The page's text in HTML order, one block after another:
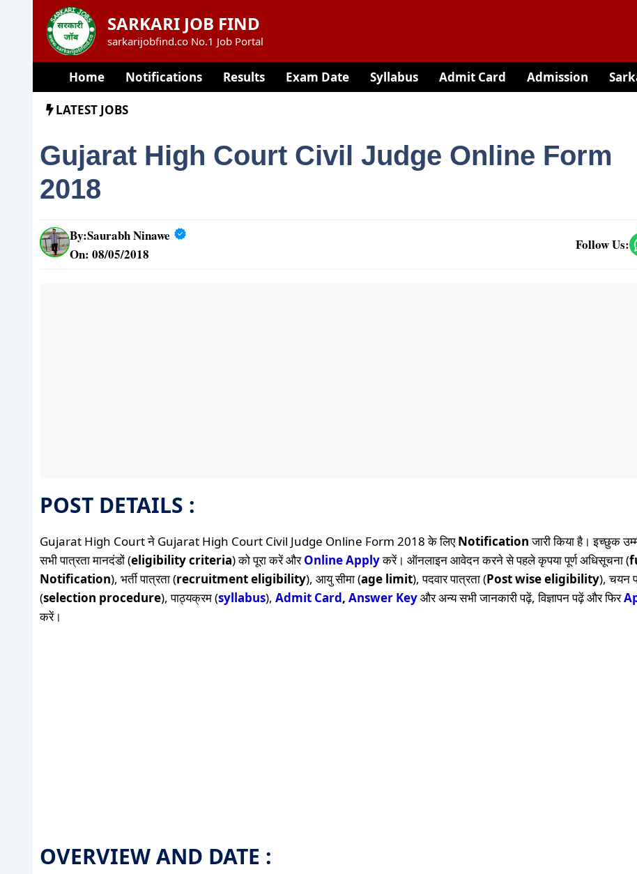
SARKARI JOB FIND
sarkarijobfind.co No.1 Job Portal
Home Notifications Results Exam Date Syllabus Admit Card Admission
LATEST JOBS
Gujarat High Court Civil Judge Online Form
2018
By:Saurabh Ninawe
On: 08/05/2018
Follow Us:
POST DETAILS :
Gujarat High Court ने Gujarat High Court Civil Judge Online Form 2018 के लिएNotificationजारी किया है। इच्छुक
सभी पात्रता मानदंडों (eligibility criteria) को पूरा करें औरOnlineApplyकरें। ऑनलाइन आवेदन करने से पहले कृपया पूर्ण अधिसूचना (
Notification), भर्ती पात्रता (recruitment eligibility), आयु सीमा (age limit), पदवार पात्रता (Post wise eligibility), चयन
(selection procedure), पाठ्यक्रम (syllabus), Admit Card, Answer Keyऔर अन्य सभी जानकारी पढ़ें, विज्ञापन पढ़ें और फिर
करें।
OVERVIEW AND DATE :